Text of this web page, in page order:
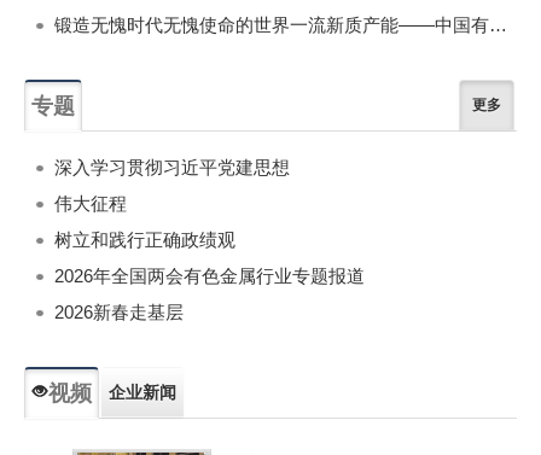
锻造无愧时代无愧使命的世界一流新质产能——中国有色金属工业的战略应对与破局之道（二）
专题 更多
深入学习贯彻习近平党建思想
伟大征程
树立和践行正确政绩观
2026年全国两会有色金属行业专题报道
2026新春走基层
视频 企业新闻